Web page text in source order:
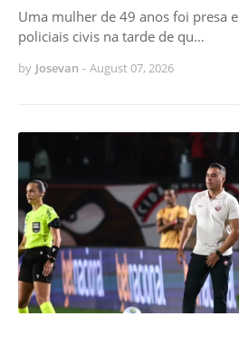
Uma mulher de 49 anos foi presa
policiais civis na tarde de qu…
by Josevan - August 07, 2026